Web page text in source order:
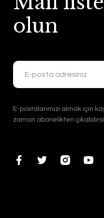
olun
E-postalarımızı almak için
zaman abonelikten